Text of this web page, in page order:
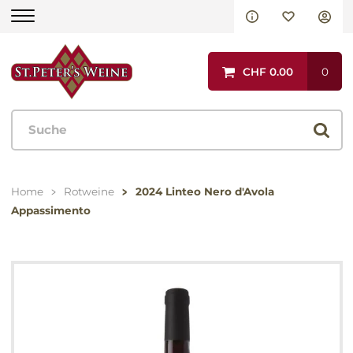
CHF 0.00 0
Aktionen
Rotweine
Italien
Portugal
Home Rotweine
2024 Linteo Nero d'Avola
Appassimento